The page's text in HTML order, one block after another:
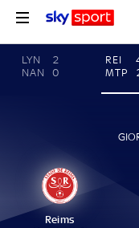
LYN
2
NAN
0
REI
MTP
Reims